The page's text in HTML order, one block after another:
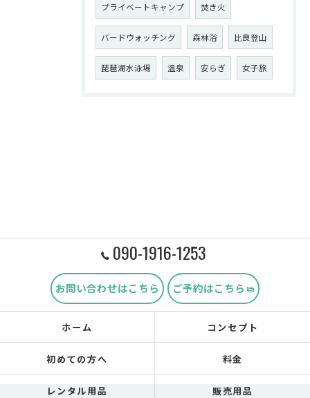
プライベートキャンプ 焚き火
バードウォッチング 森林浴 比良登山
琵琶湖水泳場 温泉 安らぎ 女子旅
090-1916-1253
お問い合わせはこちら ご予約はこちら
ホーム コンセプト
初めての方へ 料金
レンタル用品 販売用品